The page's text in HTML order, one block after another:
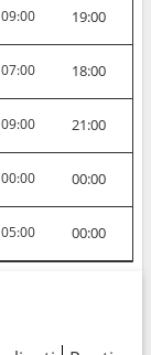
09:00 19:00
07:00 18:00
09:00 21:00
00:00 00:00
05:00 00:00